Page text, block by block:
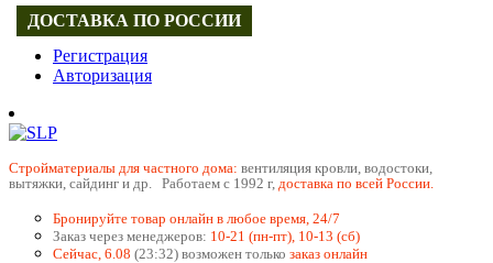
Регистрация
Авторизация
Cтройматериалы для частного дома: вентиляция кровли, водостоки,
вытяжки, сайдинг и др. Работаем с 1992 г, доставка по всей России.
Бронируйте товар онлайн в любое время, 24/7
Заказ через менеджеров: 10-21 (пн-пт), 10-13 (сб)
Сейчас, 6.08 (23:32) возможен только заказ онлайн
ДОСТАВКА ПО РОССИИ